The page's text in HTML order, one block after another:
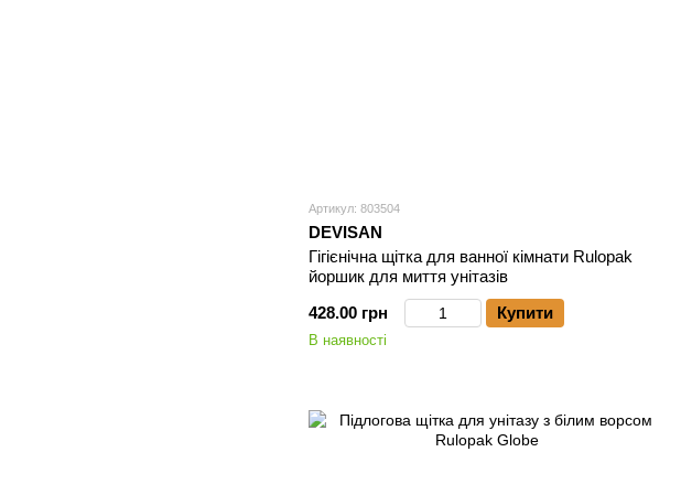
Артикул: 803504
DEVISAN
Гігієнічна щітка для ванної кімнати Rulopak
йоршик для миття унітазів
428.00 грн
Купити
В наявності